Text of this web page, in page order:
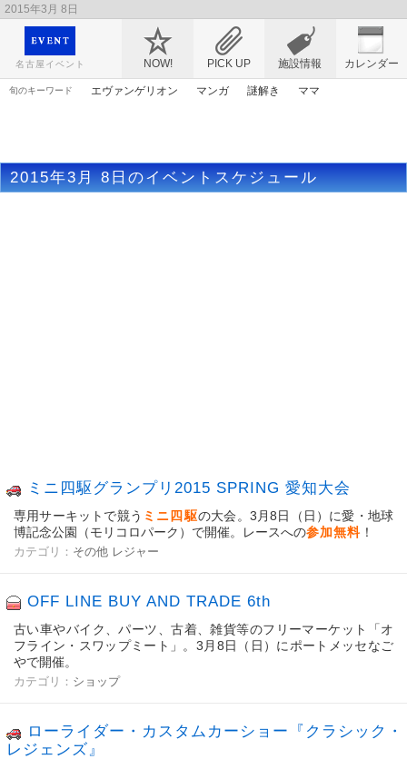
2015年3月 8日
映画や音楽コンサート、レジャーやアート、テレビ、ショップ、出会い、転職まで名古
屋のイベント情報を幅広く掲載
名古屋イベント NOW! PICK UP カレンダー
施設情報
旬のキーワード エヴァンゲリオン マンガ 謎解き
ママ
2015年3月 8日のイベントスケジュール
ミニ四駆グランプリ2015 SPRING 愛知大会
専用サーキットで競う ミニ四駆の大会。3月8日（日）に愛・地球
博記念公園（モリコロパーク）で開催。レースへの参加無料 ！
カテゴリ： その他 レジャー
OFF LINE BUY AND TRADE 6th
古い車やバイク、パーツ、古着、雑貨等のフリーマーケット「オ
フライン・スワップミート」。3月8日（日）にポートメッセなご
やで開催。
カテゴリ： ショップ
ローライダー・カスタムカーショー『クラシック・
レジェンズ』